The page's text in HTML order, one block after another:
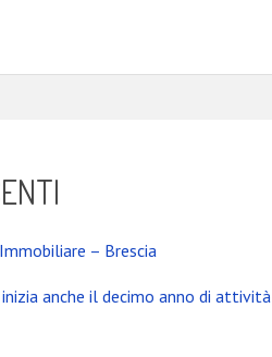
– Brescia
anche il decimo anno di attività